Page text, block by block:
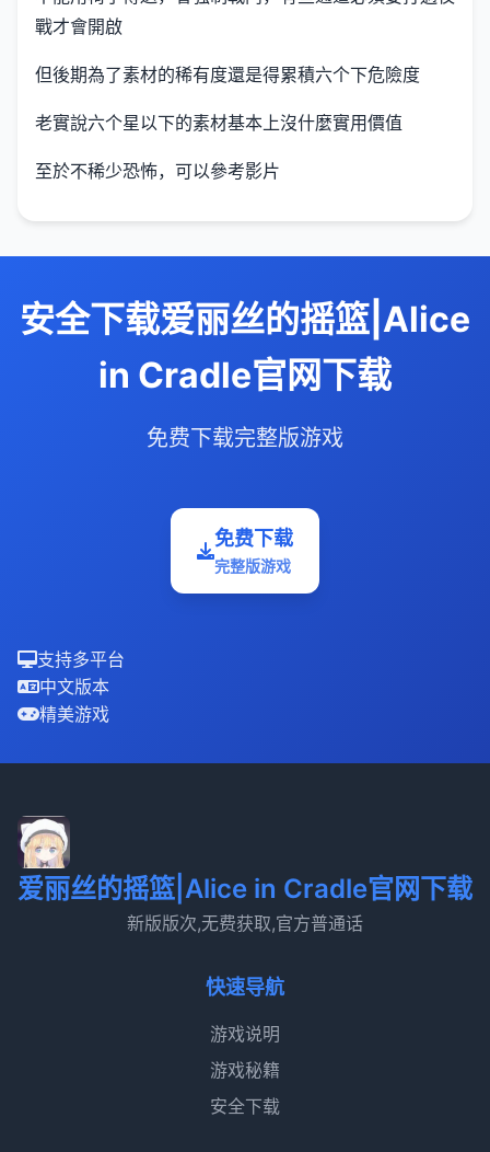
戰才會開啟
但後期為了素材的稀有度還是得累積六个下危險度
老實說六个星以下的素材基本上沒什麼實用價值
至於不稀少恐怖，可以參考影片
安全下载爱丽丝的摇篮|Alice
in Cradle官网下载
免费下载完整版游戏
免费下载
完整版游戏
支持多平台
中文版本
精美游戏
爱丽丝的摇篮|Alice in Cradle官网下载
新版版次,无费获取,官方普通话
快速导航
游戏说明
游戏秘籍
安全下载